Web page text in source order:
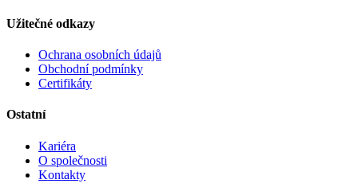
Užitečné odkazy
Ochrana osobních údajů
Obchodní podmínky
Certifikáty
Ostatní
Kariéra
O společnosti
Kontakty